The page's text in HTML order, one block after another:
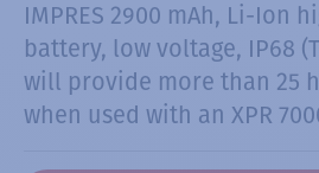
IMPRES 2900 mAh, Li-Ion
battery, low voltage, IP68
will provide more than 25
when used with an XPR